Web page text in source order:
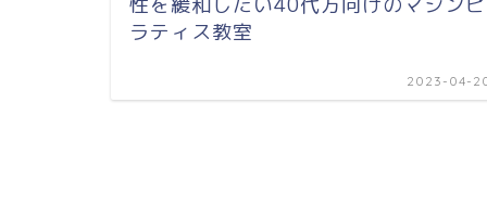
ラティス教室
2023-04-